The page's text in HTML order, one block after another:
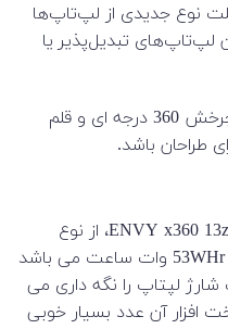
نوع جدیدی از لپ‌تاپ‌ها
لپ‌تاپ‌های تبدیل‌پذیر یا
لپ تاپ ENVY x360 با توجه به چرخش 360 درجه ای و قلم
طراحان باشد.
باتری به کار برده شده در لپ تاپ ENVY x360 13z، از نوع
لیتیوم-یون 4 سلولی و ظرفیت آن 53WHr وات ساعت می باشد
روزانه 4 تا 5 ساعت شارژ لپتاپ را نگه داری می
افزار آن عدد بسیار خوبی